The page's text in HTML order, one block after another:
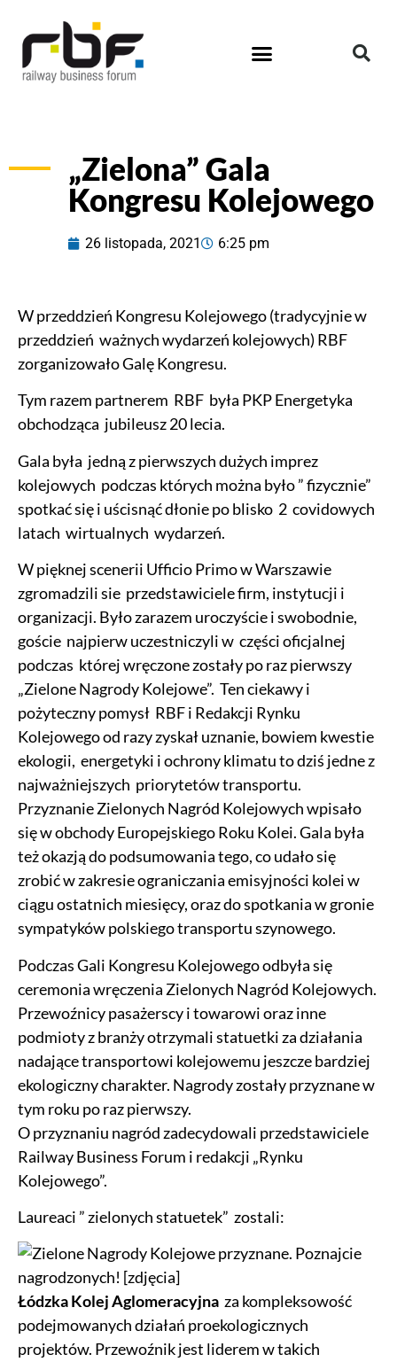
„Zielona” Gala
Kongresu Kolejowego
26 listopada, 2021 6:25 pm
W przeddzień Kongresu Kolejowego (tradycyjnie w
przeddzień ważnych wydarzeń kolejowych) RBF
zorganizowało Galę Kongresu.
Tym razem partnerem RBF była PKP Energetyka
obchodząca jubileusz 20 lecia.
Gala była jedną z pierwszych dużych imprez
kolejowych podczas których można było ” fizycznie”
spotkać się i uścisnąć dłonie po blisko 2 covidowych
latach wirtualnych wydarzeń.
W pięknej scenerii Ufficio Primo w Warszawie
zgromadzili sie przedstawiciele firm, instytucji i
organizacji. Było zarazem uroczyście i swobodnie,
goście najpierw uczestniczyli w części oficjalnej
podczas której wręczone zostały po raz pierwszy
„Zielone Nagrody Kolejowe”. Ten ciekawy i
pożyteczny pomysł RBF i Redakcji Rynku
Kolejowego od razy zyskał uznanie, bowiem kwestie
ekologii, energetyki i ochrony klimatu to dziś jedne z
najważniejszych priorytetów transportu.
Przyznanie Zielonych Nagród Kolejowych wpisało
się w obchody Europejskiego Roku Kolei. Gala była
też okazją do podsumowania tego, co udało się
zrobić w zakresie ograniczania emisyjności kolei w
ciągu ostatnich miesięcy, oraz do spotkania w gronie
sympatyków polskiego transportu szynowego.
Podczas Gali Kongresu Kolejowego odbyła się
ceremonia wręczenia Zielonych Nagród Kolejowych.
Przewoźnicy pasażerscy i towarowi oraz inne
podmioty z branży otrzymali statuetki za działania
nadające transportowi kolejowemu jeszcze bardziej
ekologiczny charakter. Nagrody zostały przyznane w
tym roku po raz pierwszy.
O przyznaniu nagród zadecydowali przedstawiciele
Railway Business Forum i redakcji „Rynku
Kolejowego”.
Laureaci ” zielonych statuetek” zostali:
Łódzka Kolej Aglomeracyjna za kompleksowość
podejmowanych działań proekologicznych
projektów. Przewoźnik jest liderem w takich